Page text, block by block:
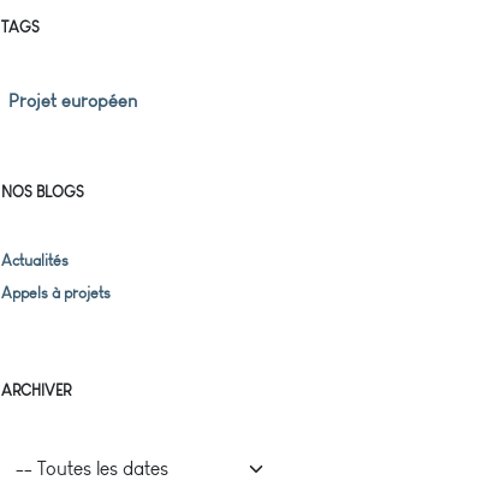
TAGS
Projet européen
NOS BLOGS
Actualités
Appels à projets
ARCHIVER